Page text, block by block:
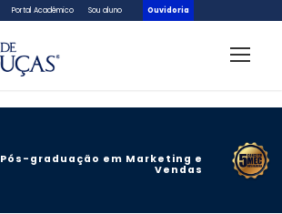
Portal Acadêmico Sou aluno Ouvidoria
Pós-graduação em Marketing e
Vendas